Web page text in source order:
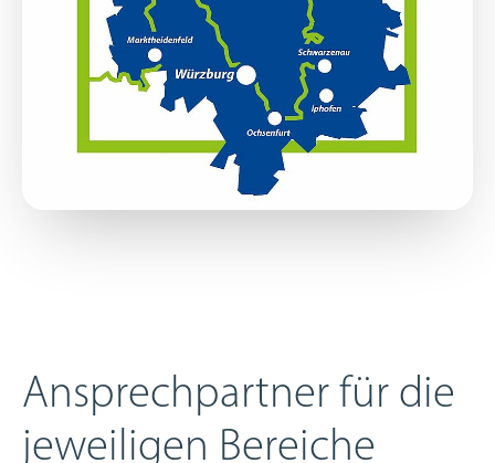
Ansprechpartner für die
jeweiligen Bereiche